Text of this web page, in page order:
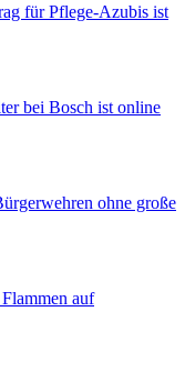
für Pflege-Azubis ist
bei Bosch ist online
ohne große
auf